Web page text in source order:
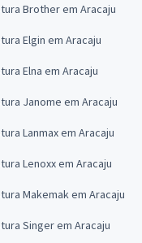
Brother em Aracaju
Elgin em Aracaju
Elna em Aracaju
Janome em Aracaju
Lanmax em Aracaju
Lenoxx em Aracaju
Makemak em Aracaju
Singer em Aracaju